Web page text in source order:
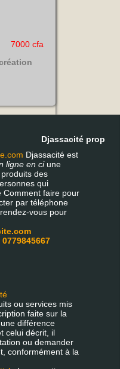
7000 cfa
Djassacité propose
Djassacité est
ligne en ciune
des
qui
Comment faire pour
par téléphone
vous pour
ou services mis
faite sur la
différence
celui décrit, il
ou demander
conformément à la